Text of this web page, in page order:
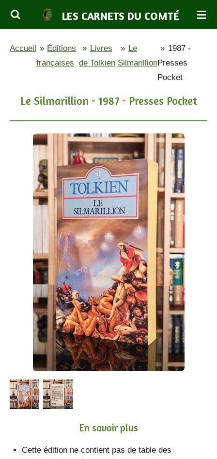
Passer
principal
LES CARNETS DU COMTÉ
Accueil » Éditions
françaises
» Livres
de Tolkien
» Le
Silmarillion
» 1987 -
Presses
Pocket
Le Silmarillion - 1987 - Presses Pocket
En savoir plus
Cette édition ne contient pas de table des